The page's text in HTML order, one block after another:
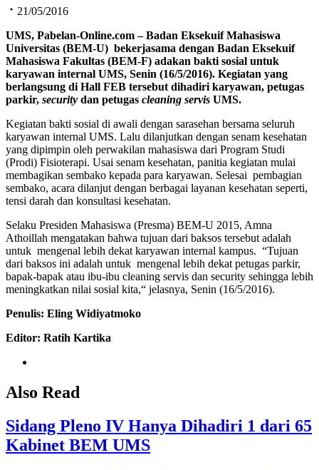
21/05/2016
UMS, Pabelan-Online.com– Badan Eksekuif Mahasiswa
Universitas (BEM-U) bekerjasama dengan Badan Eksekuif
Mahasiswa Fakultas (BEM-F) adakan bakti sosial untuk
karyawan internal UMS, Senin (16/5/2016). Kegiatan yang
berlangsung di Hall FEB tersebut dihadiri karyawan, petugas
parkir, security dan petugas cleaning servis UMS.
Kegiatan bakti sosial di awali dengan sarasehan bersama seluruh
karyawan internal UMS. Lalu dilanjutkan dengan senam kesehatan
yang dipimpin oleh perwakilan mahasiswa dari Program Studi
(Prodi) Fisioterapi. Usai senam kesehatan, panitia kegiatan mulai
membagikan sembako kepada para karyawan. Selesai pembagian
sembako, acara dilanjut dengan berbagai layanan kesehatan seperti,
tensi darah dan konsultasi kesehatan.
Selaku Presiden Mahasiswa (Presma) BEM-U 2015, Amna
Athoillah mengatakan bahwa tujuan dari baksos tersebut adalah
untuk mengenal lebih dekat karyawan internal kampus. “Tujuan
dari baksos ini adalah untuk mengenal lebih dekat petugas parkir,
bapak-bapak atau ibu-ibu cleaning servis dan security sehingga lebih
meningkatkan nilai sosial kita,“ jelasnya, Senin (16/5/2016).
Penulis: Eling Widiyatmoko
Editor: Ratih Kartika
Also Read
Sidang Pleno IV Hanya Dihadiri 1 dari 65
Kabinet BEM UMS